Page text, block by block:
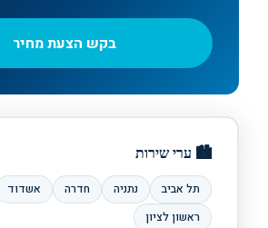
בקש הצעת מחיר
🏙️ ערי שירות
תל אביב נתניה חדרה אשדוד
ראשון לציון
Clim Tel Aviv